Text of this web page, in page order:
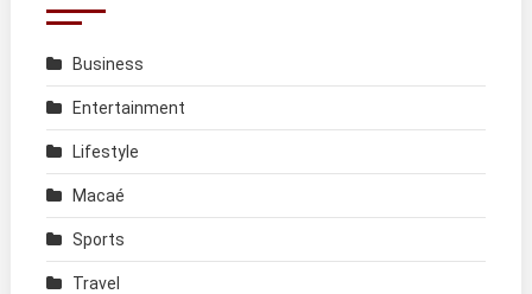
Business
Entertainment
Lifestyle
Macaé
Sports
Travel